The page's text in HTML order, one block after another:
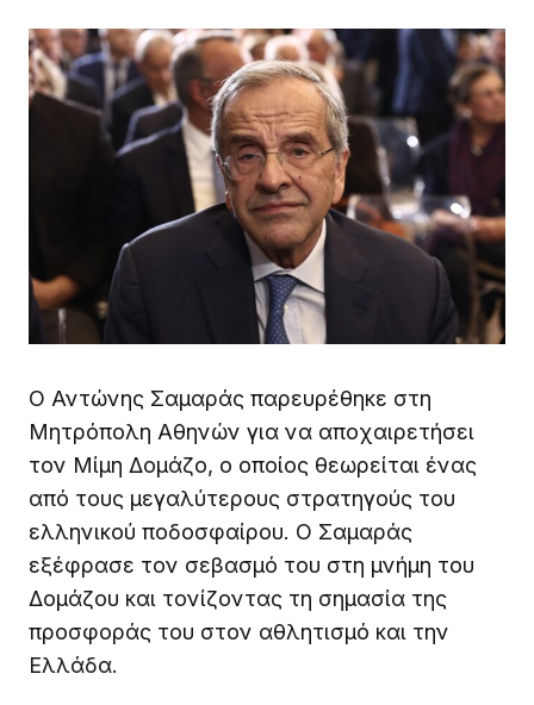
Ο Αντώνης Σαμαράς παρευρέθηκε στη
Μητρόπολη Αθηνών για να αποχαιρετήσει
τον Μίμη Δομάζο, ο οποίος θεωρείται ένας
από τους μεγαλύτερους στρατηγούς του
ελληνικού ποδοσφαίρου. Ο Σαμαράς
εξέφρασε τον σεβασμό του στη μνήμη του
Δομάζου και τονίζοντας τη σημασία της
προσφοράς του στον αθλητισμό και την
Ελλάδα.